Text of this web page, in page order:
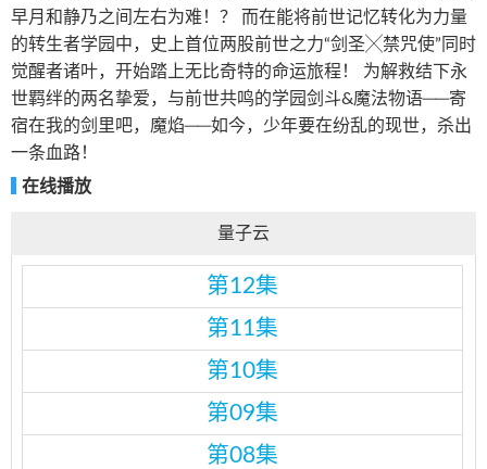
早月和静乃之间左右为难！？ 而在能将前世记忆转化为力量
的转生者学园中，史上首位两股前世之力“剑圣╳禁咒使”同时
觉醒者诸叶，开始踏上无比奇特的命运旅程！ 为解救结下永
世羁绊的两名挚爱，与前世共鸣的学园剑斗&魔法物语──寄
宿在我的剑里吧，魔焰──如今，少年要在纷乱的现世，杀出
一条血路！
在线播放
量子云
第12集
第11集
第10集
第09集
第08集